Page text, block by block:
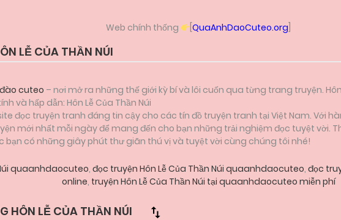
Web chính thống [QuaAnhDaoCuteo.org
LỄ CỦA THẦN NÚI
cuteo – nơi mở ra những thế giới kỳ bí và lôi cuốn qua từng trang truyện.
và hấp dẫn: Hôn Lễ Của Thần Núi
đọc truyện tranh đáng tin cậy cho các tín đồ truyện tranh tại Việt Nam. Với
mới nhất mỗi ngày để mang đến cho bạn những trải nghiệm đọc tuyệt vời.
bạn có những giây phút thư giãn thú vị và tuyệt vời cùng chúng tôi nhé!
quaanhdaocuteo, đọc truyện Hôn Lễ Của Thần Núi quaanhdaocuteo, đọc
online, truyện Hôn Lễ Của Thần Núi tại quaanhdaocuteo miễn phí
HÔN LỄ CỦA THẦN NÚI